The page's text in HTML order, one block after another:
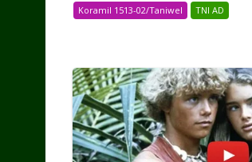
Koramil 1513-02/Taniwel
TNI AD